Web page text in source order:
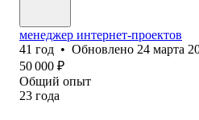
менеджер интернет-проектов
41 год • Обновлено 24 марта
50 000 ₽
Общий опыт
23 года